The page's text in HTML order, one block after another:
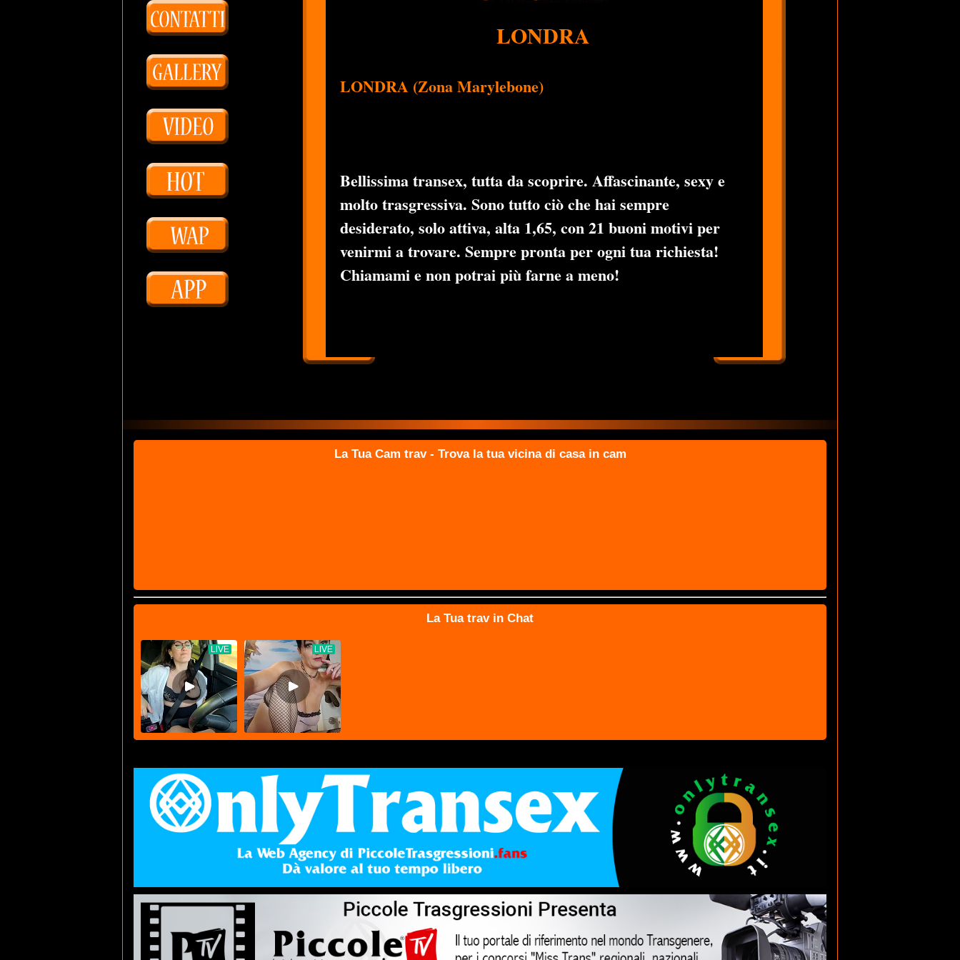
LONDRA
LONDRA (Zona Marylebone)
Bellissima transex, tutta da scoprire. Affascinante, sexy e
molto trasgressiva. Sono tutto ciò che hai sempre
desiderato, solo attiva, alta 1,65, con 21 buoni motivi per
venirmi a trovare. Sempre pronta per ogni tua richiesta!
Chiamami e non potrai più farne a meno!
La Tua Cam trav - Trova la tua vicina di casa in cam
La Tua trav in Chat